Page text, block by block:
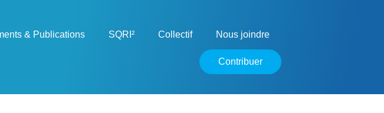
& Publications SQRI² Collectif Nous joindre
Contribuer